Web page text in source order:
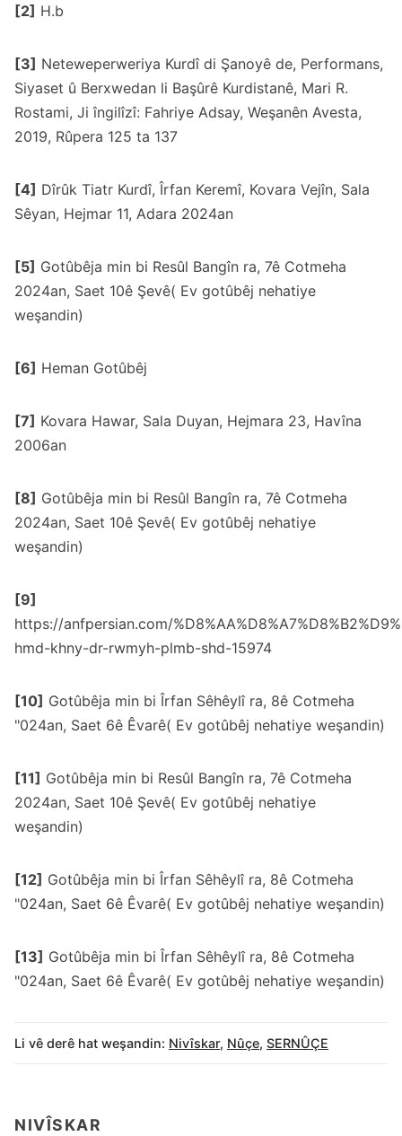
[2] H.b
[3] Neteweperweriya Kurdî di Şanoyê de, Performans,
Siyaset û Berxwedan li Başûrê Kurdistanê, Mari R.
Rostami, Ji îngilîzî: Fahriye Adsay, Weşanên Avesta,
2019, Rûpera 125 ta 137
[4] Dîrûk Tiatr Kurdî, Îrfan Keremî, Kovara Vejîn, Sala
Sêyan, Hejmar 11, Adara 2024an
[5] Gotûbêja min bi Resûl Bangîn ra, 7ê Cotmeha
2024an, Saet 10ê Şevê( Ev gotûbêj nehatiye
weşandin)
[6] Heman Gotûbêj
[7] Kovara Hawar, Sala Duyan, Hejmara 23, Havîna
2006an
[8] Gotûbêja min bi Resûl Bangîn ra, 7ê Cotmeha
2024an, Saet 10ê Şevê( Ev gotûbêj nehatiye
weşandin)
[9]
https://anfpersian.com/
hmd-khny-dr-rwmyh-plmb-shd-15974
[10] Gotûbêja min bi Îrfan Sêhêylî ra, 8ê Cotmeha
"024an, Saet 6ê Êvarê( Ev gotûbêj nehatiye weşandin)
[11] Gotûbêja min bi Resûl Bangîn ra, 7ê Cotmeha
2024an, Saet 10ê Şevê( Ev gotûbêj nehatiye
weşandin)
[12] Gotûbêja min bi Îrfan Sêhêylî ra, 8ê Cotmeha
"024an, Saet 6ê Êvarê( Ev gotûbêj nehatiye weşandin)
[13] Gotûbêja min bi Îrfan Sêhêylî ra, 8ê Cotmeha
"024an, Saet 6ê Êvarê( Ev gotûbêj nehatiye weşandin)
Li vê derê hat weşandin: Nivîskar, Nûçe, SERNÛÇE
NIVÎSKAR